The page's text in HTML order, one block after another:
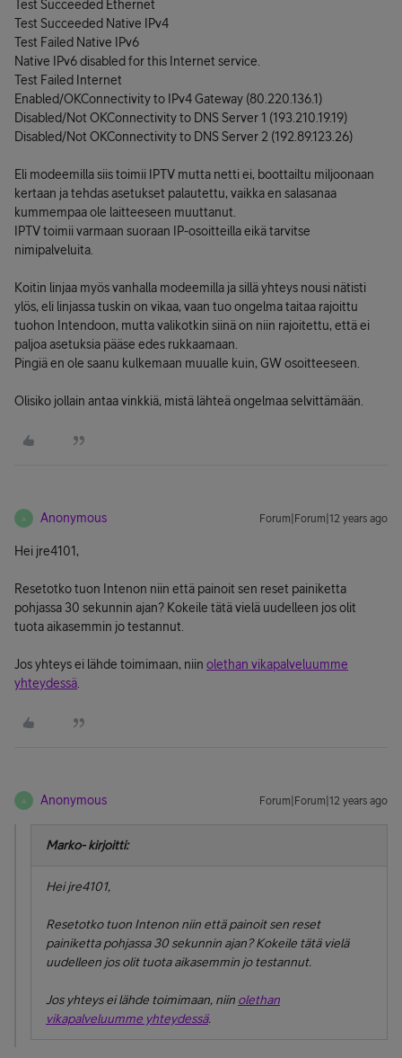
Test Succeeded Ethernet
Test Succeeded Native IPv4
Test Failed Native IPv6
Native IPv6 disabled for this Internet service.
Test Failed Internet
Enabled/OKConnectivity to IPv4 Gateway (80.220.136.1)
Disabled/Not OKConnectivity to DNS Server 1 (193.210.19.19)
Disabled/Not OKConnectivity to DNS Server 2 (192.89.123.26)
Eli modeemilla siis toimii IPTV mutta netti ei, boottailtu miljoonaan
kertaan ja tehdas asetukset palautettu, vaikka en salasanaa
kummempaa ole laitteeseen muuttanut.
IPTV toimii varmaan suoraan IP-osoitteilla eikä tarvitse
nimipalveluita.
Koitin linjaa myös vanhalla modeemilla ja sillä yhteys nousi nätisti
ylös, eli linjassa tuskin on vikaa, vaan tuo ongelma taitaa rajoittu
tuohon Intendoon, mutta valikotkin siinä on niin rajoitettu, että ei
paljoa asetuksia pääse edes rukkaamaan.
Pingiä en ole saanu kulkemaan muualle kuin, GW osoitteeseen.
Olisiko jollain antaa vinkkiä, mistä lähteä ongelmaa selvittämään.
A Anonymous Forum|Forum|12 years ago
Hei jre4101,
Resetotko tuon Intenon niin että painoit sen reset painiketta
pohjassa 30 sekunnin ajan? Kokeile tätä vielä uudelleen jos olit
tuota aikasemmin jo testannut.
Jos yhteys ei lähde toimimaan, niin olethan vikapalveluumme
yhteydessä
A Anonymous Forum|Forum|12 years ago
Marko- kirjoitti:
Hei jre4101,
Resetotko tuon Intenon niin että painoit sen reset
painiketta pohjassa 30 sekunnin ajan? Kokeile tätä vielä
uudelleen jos olit tuota aikasemmin jo testannut.
Jos yhteys ei lähde toimimaan, niin olethan
vikapalveluumme yhteydessä.